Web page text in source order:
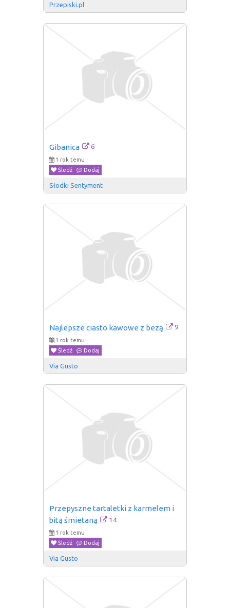
Przepiski.pl
Gibanica 6
1 rok temu
Śledź
Dodaj
Słodki Sentyment
Najlepsze ciasto kawowe z bezą 9
1 rok temu
Śledź
Dodaj
Via Gusto
Przepyszne tartaletki z karmelem i
bitą śmietaną
14
1 rok temu
Śledź
Dodaj
Via Gusto